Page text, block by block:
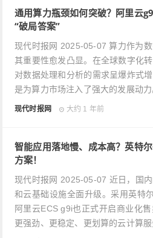
通用算力瓶颈如何突破？阿里云
“破局答案”
现代时报网 2025-05-07 算力作为数
其重要性愈发凸显。在全球数字化
对数据处理和分析的需求呈爆炸式
是为算力市场注入了强大的发展动力
现代时报网 大约 1 年前
智能应用落地慢、成本高？英特
方案！
现代时报网 2025-05-07 近日，国
和云基础设施全面升级。采用英特
阿里云ECS g9i也正式开启商业化
更强劲、更稳定、更划算的云计算